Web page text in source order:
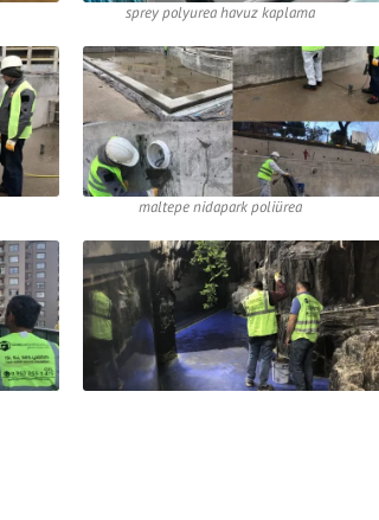
sprey polyurea havuz kaplama
maltepe nidapark poliürea